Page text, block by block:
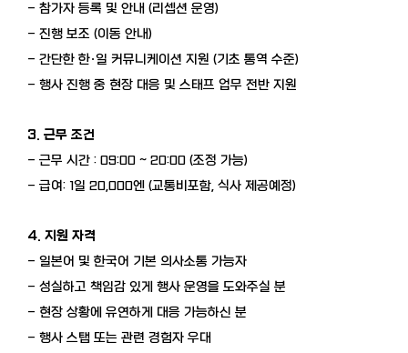
- 참가자 등록 및 안내 (리셉션 운영)
- 진행 보조 (이동 안내)
- 간단한 한·일 커뮤니케이션 지원 (기초 통역 수준)
- 행사 진행 중 현장 대응 및 스태프 업무 전반 지원
3. 근무 조건
- 근무 시간 : 09:00 ~ 20:00 (조정 가능)
- 급여: 1일 20,000엔 (교통비포함, 식사 제공예정)
4. 지원 자격
- 일본어 및 한국어 기본 의사소통 가능자
- 성실하고 책임감 있게 행사 운영을 도와주실 분
- 현장 상황에 유연하게 대응 가능하신 분
- 행사 스탭 또는 관련 경험자 우대